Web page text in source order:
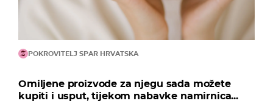
POKROVITELJ SPAR HRVATSKA
Omiljene proizvode za njegu sada možete
kupiti i usput, tijekom nabavke namirnica...